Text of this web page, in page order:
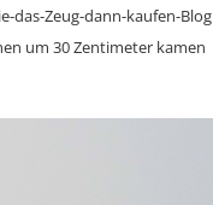
das-Zeug-dann-kaufen-Blog
um 30 Zentimeter kamen